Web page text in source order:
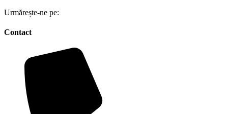
Urmărește-ne pe:
Contact